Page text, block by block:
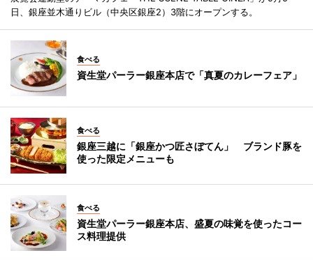
日、銀座並木通りビル（中央区銀座2）3階にオープンする。
食べる
資生堂パーラー銀座本店で「真夏のカレーフェア」
食べる
銀座三越に「銀座かつ匠さぼてん」 ブランド豚を
使った限定メニューも
食べる
資生堂パーラー銀座本店、盛夏の味覚を使ったコー
ス料理提供